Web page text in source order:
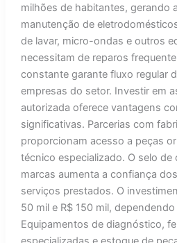
milhões de habitantes, gerando
manutenção de
de lavar, micro-ondas e outros
necessitam de reparos
constante garante fluxo regular
empresas do setor. Investir em
autorizada oferece vantagens
significativas. Parcerias com
proporcionam acesso a peças
técnico especializado. O selo de
marcas aumenta a confiança
serviços prestados. O
50 mil e R$ 150 mil,
Equipamentos de diagnóstico,